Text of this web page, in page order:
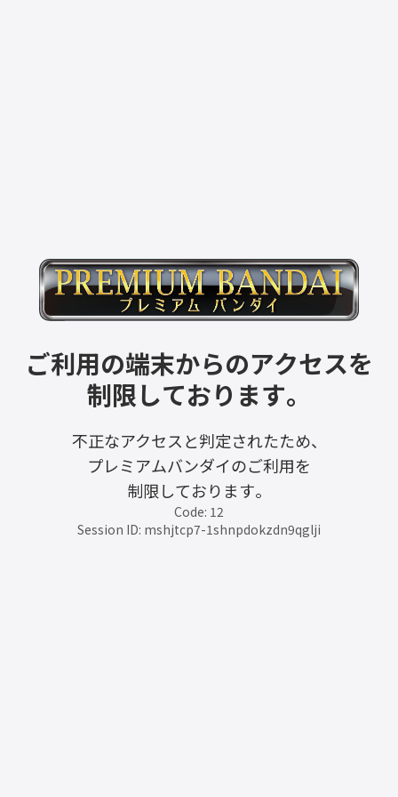
ご利用の端末からのアクセスを
制限しております。
不正なアクセスと判定されたため、
プレミアムバンダイのご利用を
制限しております。
Code: 12
Session ID: mshjtcp7-1shnpdokzdn9qglji